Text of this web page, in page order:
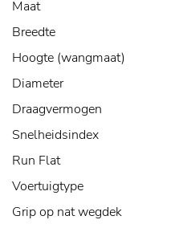
Maat
Breedte
Hoogte (wangmaat)
Diameter
Draagvermogen
Snelheidsindex
Run Flat
Voertuigtype
Grip op nat wegdek